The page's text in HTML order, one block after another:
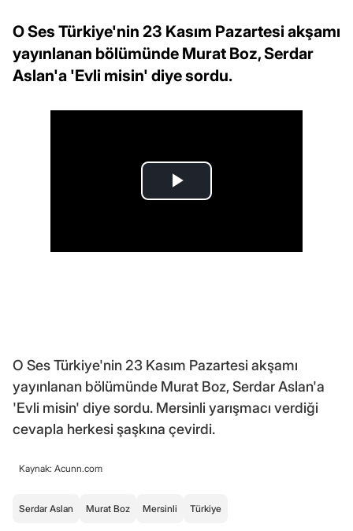
O Ses Türkiye'nin 23 Kasım Pazartesi akşamı
yayınlanan bölümünde Murat Boz, Serdar
Aslan'a 'Evli misin' diye sordu.
O Ses Türkiye'nin 23 Kasım Pazartesi akşamı
yayınlanan bölümünde Murat Boz, Serdar Aslan'a
'Evli misin' diye sordu. Mersinli yarışmacı verdiği
cevapla herkesi şaşkına çevirdi.
Kaynak: Acunn.com
Serdar Aslan Murat Boz Mersinli Türkiye